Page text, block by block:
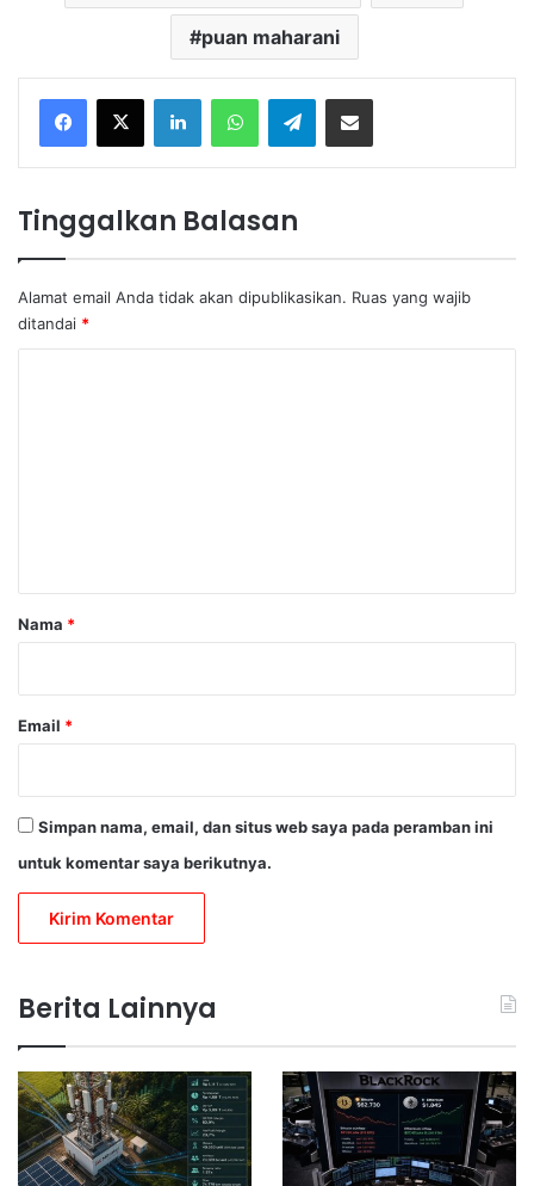
puan maharani
Facebook
X LinkedInWhatsAppTelegramShare via Email
Tinggalkan Balasan
Alamat email Anda tidak akan dipublikasikan. Ruas yang wajib
ditandai *
rNama *
Email *
Simpan nama, email, dan situs web saya pada peramban ini
untuk komentar saya berikutnya.
Berita Lainnya